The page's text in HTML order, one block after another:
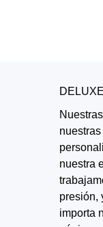
nuestra
presión,
importa